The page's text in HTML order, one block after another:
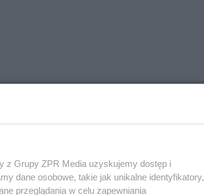
z Grupy ZPR Media uzyskujemy dostęp i
dane osobowe, takie jak unikalne identyfikatory,
przeglądania w celu zapewniania